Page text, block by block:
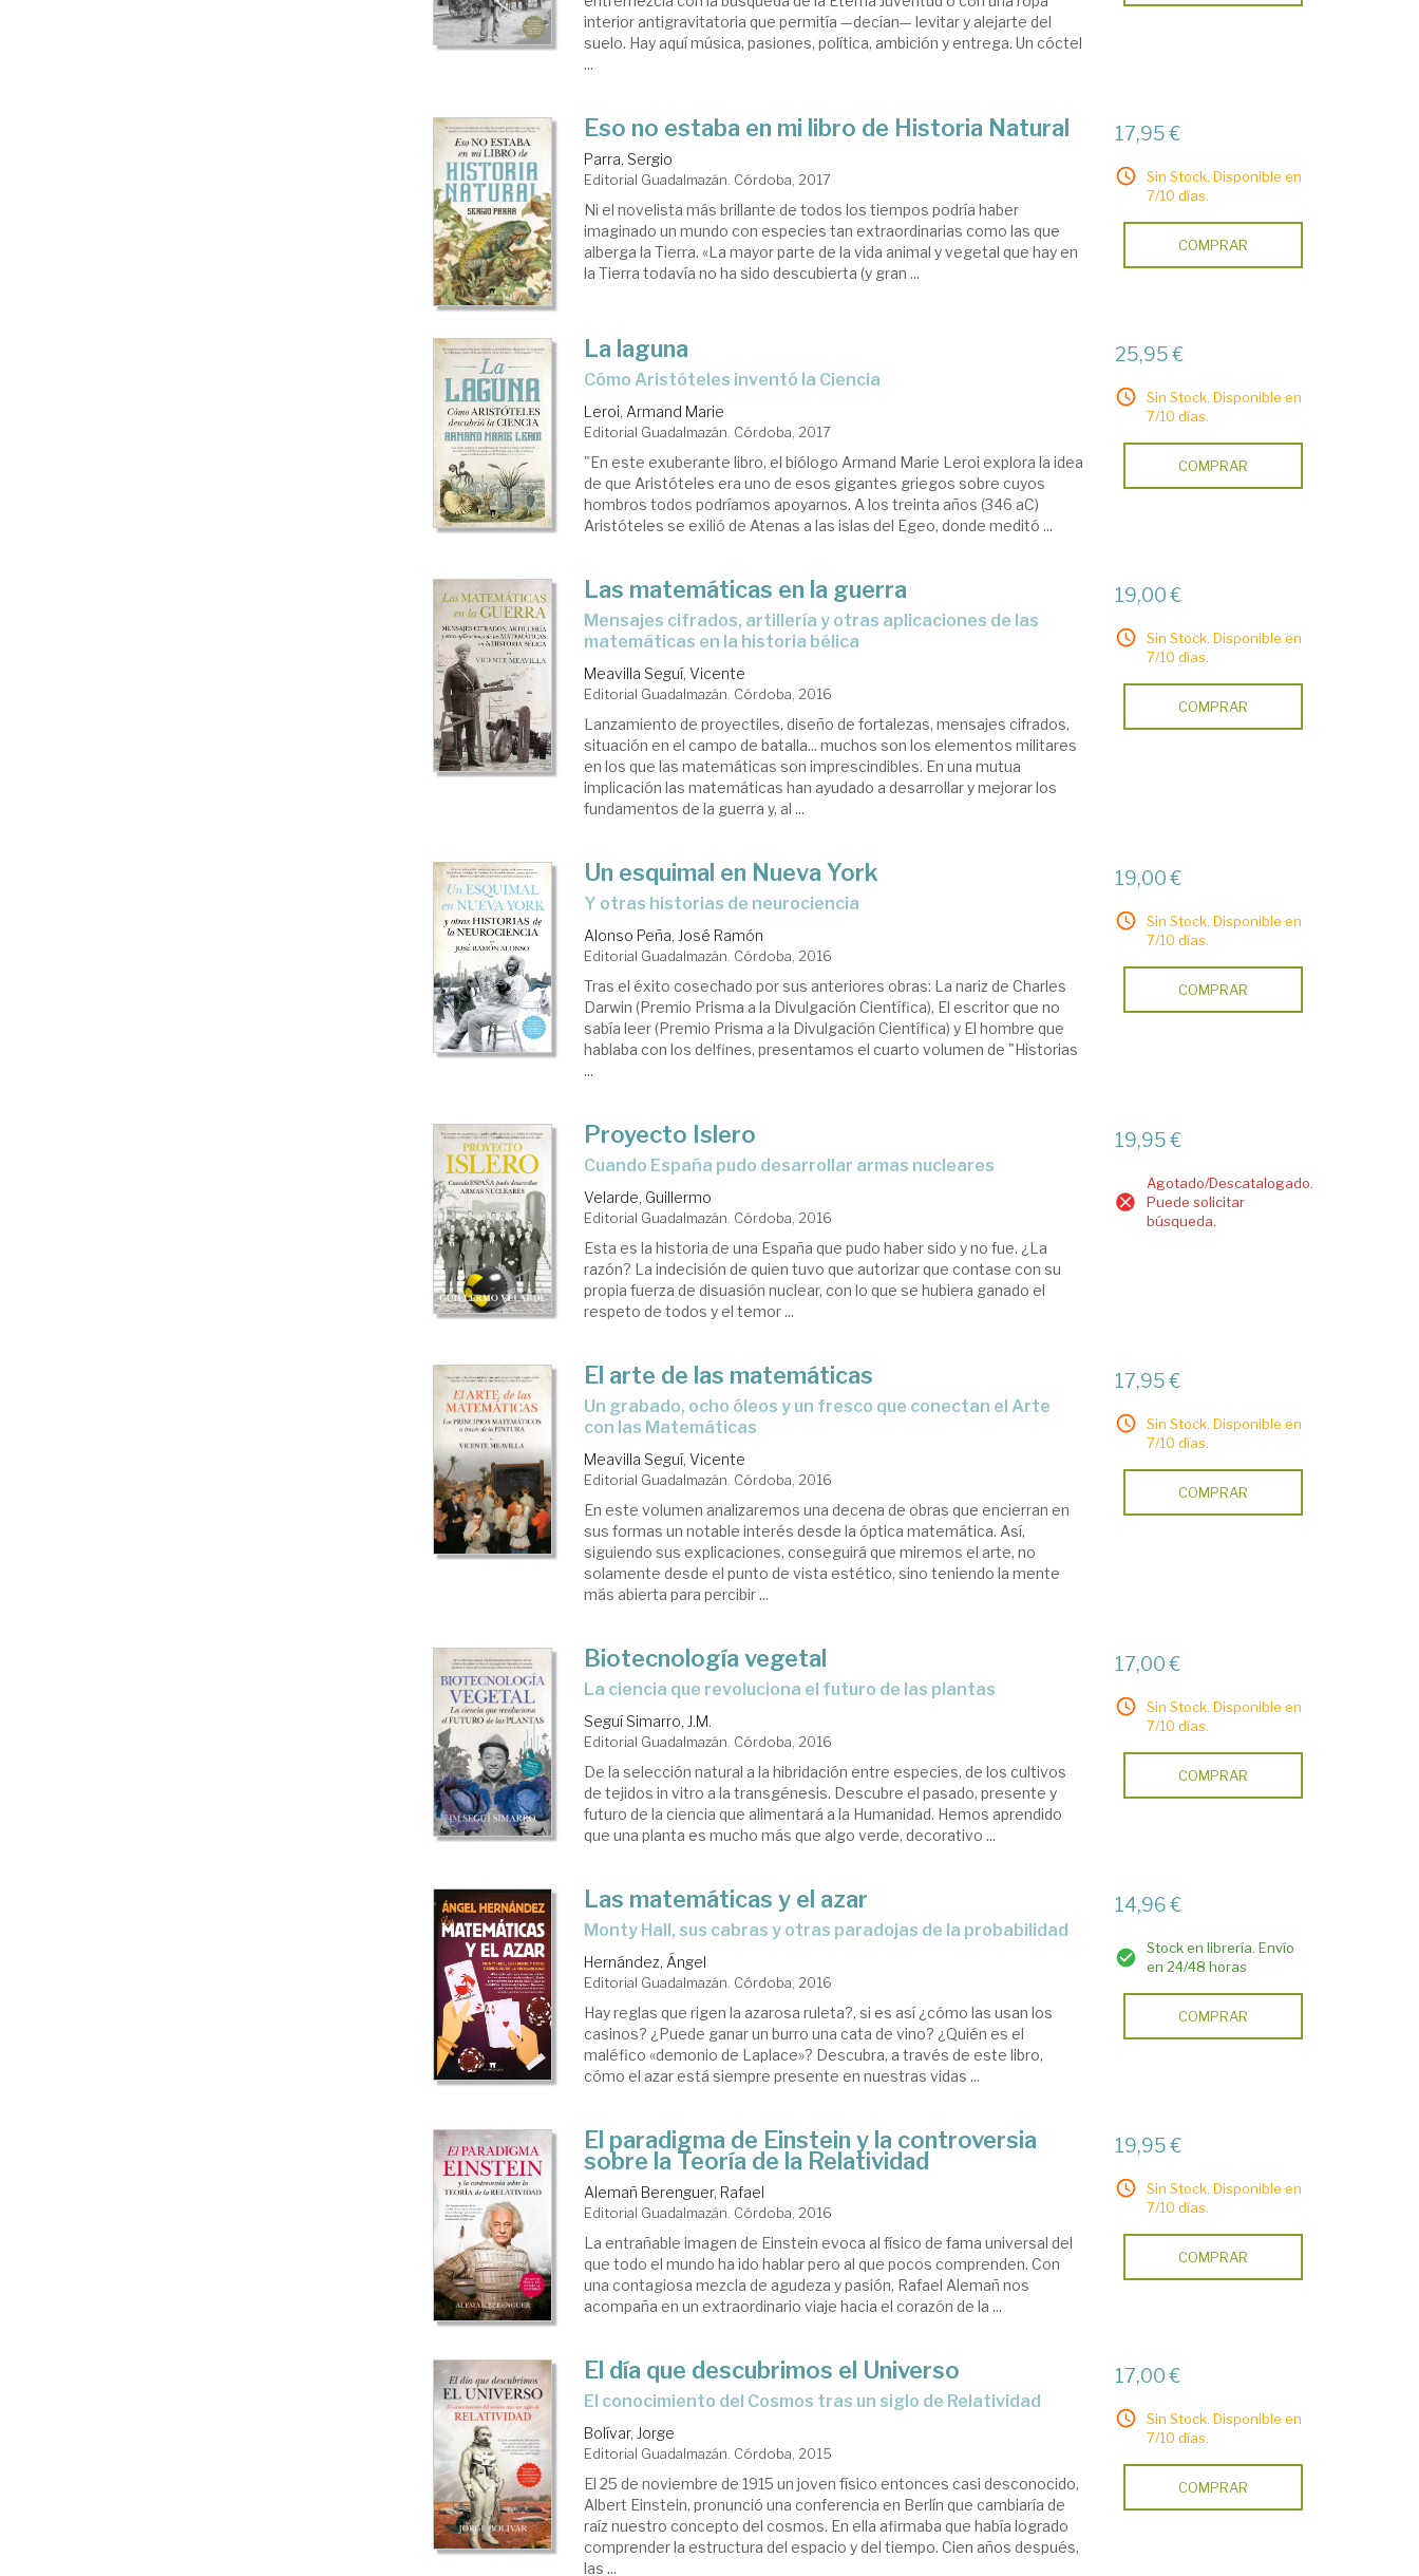
interior antigravitatoria que permitía —decían— levitar y alejarte del
suelo. Hay aquí música, pasiones, política, ambición y entrega. Un cóctel
...
Eso no estaba en mi libro de Historia Natural
Parra, Sergio
Editorial Guadalmazán. Córdoba, 2017
Ni el novelista más brillante de todos los tiempos podría haber
imaginado un mundo con especies tan extraordinarias como las que
alberga la Tierra. «La mayor parte de la vida animal y vegetal que hay en
la Tierra todavía no ha sido descubierta (y gran ...
17,95 €
Sin Stock. Disponible en
7/10 días.
COMPRAR
La laguna
cómo Aristóteles inventó la Ciencia
Leroi, Armand Marie
Editorial Guadalmazán. Córdoba, 2017
"En este exuberante libro, el biólogo Armand Marie Leroi explora la idea
de que Aristóteles era uno de esos gigantes griegos sobre cuyos
hombros todos podríamos apoyarnos. A los treinta años (346 aC)
Aristóteles se exilió de Atenas a las islas del Egeo, donde meditó ...
25,95 €
Sin Stock. Disponible en
7/10 días.
COMPRAR
Las matemáticas en la guerra
mensajes cifrados, artillería y otras aplicaciones de las
matemáticas en la historia bélica
Meavilla Seguí, Vicente
Editorial Guadalmazán. Córdoba, 2016
Lanzamiento de proyectiles, diseño de fortalezas, mensajes cifrados,
situación en el campo de batalla... muchos son los elementos militares
en los que las matemáticas son imprescindibles. En una mutua
implicación las matemáticas han ayudado a desarrollar y mejorar los
fundamentos de la guerra y, al ...
19,00 €
Sin Stock. Disponible en
7/10 días.
COMPRAR
Un esquimal en Nueva York
y otras historias de neurociencia
Alonso Peña, José Ramón
Editorial Guadalmazán. Córdoba, 2016
Tras el éxito cosechado por sus anteriores obras: La nariz de Charles
Darwin (Premio Prisma a la Divulgación Científica), El escritor que no
sabía leer (Premio Prisma a la Divulgación Científica) y El hombre que
hablaba con los delfines, presentamos el cuarto volumen de "Historias
...
19,00 €
Sin Stock. Disponible en
7/10 días.
COMPRAR
Proyecto Islero
cuando España pudo desarrollar armas nucleares
Velarde, Guillermo
Editorial Guadalmazán. Córdoba, 2016
Esta es la historia de una España que pudo haber sido y no fue. ¿La
razón? La indecisión de quien tuvo que autorizar que contase con su
propia fuerza de disuasión nuclear, con lo que se hubiera ganado el
respeto de todos y el temor ...
19,95 €
Agotado/Descatalogado.
Puede solicitar
búsqueda.
El arte de las matemáticas
un grabado, ocho óleos y un fresco que conectan el Arte
con las Matemáticas
Meavilla Seguí, Vicente
Editorial Guadalmazán. Córdoba, 2016
En este volumen analizaremos una decena de obras que encierran en
sus formas un notable interés desde la óptica matemática. Así,
siguiendo sus explicaciones, conseguirá que miremos el arte, no
solamente desde el punto de vista estético, sino teniendo la mente
más abierta para percibir ...
17,95 €
Sin Stock. Disponible en
7/10 días.
COMPRAR
Biotecnología vegetal
la ciencia que revoluciona el futuro de las plantas
Seguí Simarro, J.M.
Editorial Guadalmazán. Córdoba, 2016
De la selección natural a la hibridación entre especies, de los cultivos
de tejidos in vitro a la transgénesis. Descubre el pasado, presente y
futuro de la ciencia que alimentará a la Humanidad. Hemos aprendido
que una planta es mucho más que algo verde, decorativo ...
17,00 €
Sin Stock. Disponible en
7/10 días.
COMPRAR
Las matemáticas y el azar
Monty Hall, sus cabras y otras paradojas de la probabilidad
Hernández, Ángel
Editorial Guadalmazán. Córdoba, 2016
Hay reglas que rigen la azarosa ruleta?, si es así ¿cómo las usan los
casinos? ¿Puede ganar un burro una cata de vino? ¿Quién es el
maléfico «demonio de Laplace»? Descubra, a través de este libro,
cómo el azar está siempre presente en nuestras vidas ...
14,96 €
Stock en librería. Envío
en 24/48 horas
COMPRAR
El paradigma de Einstein y la controversia
sobre la Teoría de la Relatividad
Alemañ Berenguer, Rafael
Editorial Guadalmazán. Córdoba, 2016
La entrañable imagen de Einstein evoca al físico de fama universal del
que todo el mundo ha ido hablar pero al que pocos comprenden. Con
una contagiosa mezcla de agudeza y pasión, Rafael Alemañ nos
acompaña en un extraordinario viaje hacia el corazón de la ...
19,95 €
Sin Stock. Disponible en
7/10 días.
COMPRAR
El día que descubrimos el Universo
el conocimiento del Cosmos tras un siglo de Relatividad
Bolívar, Jorge
Editorial Guadalmazán. Córdoba, 2015
El 25 de noviembre de 1915 un joven físico entonces casi desconocido,
Albert Einstein, pronunció una conferencia en Berlín que cambiaría de
raíz nuestro concepto del cosmos. En ella afirmaba que había logrado
comprender la estructura del espacio y del tiempo. Cien años después,
las ...
17,00 €
Sin Stock. Disponible en
7/10 días.
COMPRAR